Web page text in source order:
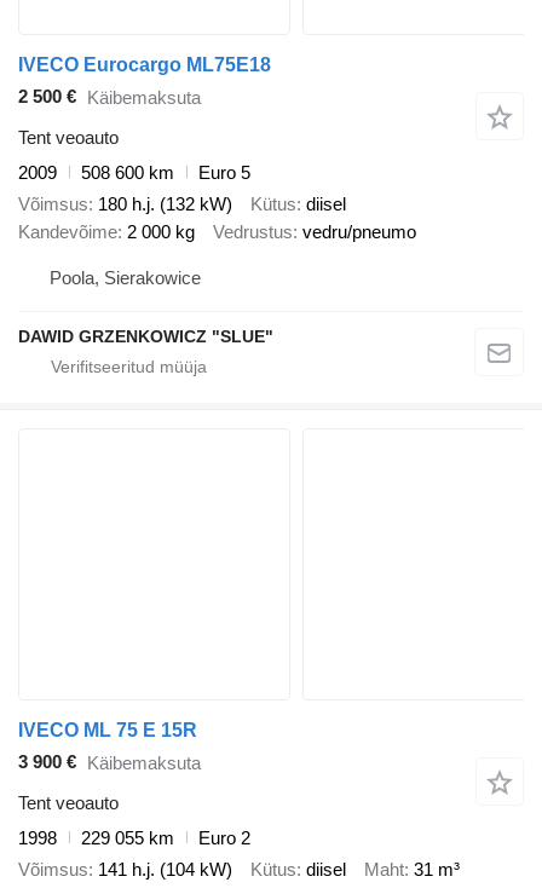
IVECO Eurocargo ML75E18
2 500 € Käibemaksuta
Tent veoauto
2009
508 600 km
Euro 5
Võimsus 180 h.j. (132 kW) Kütus diisel
Kandevõime 2 000 kg Vedrustus vedru/pneumo
Poola, Sierakowice
DAWID GRZENKOWICZ "SLUE"
IVECO ML 75 E 15R
3 900 € Käibemaksuta
Tent veoauto
1998
229 055 km
Euro 2
Võimsus 141 h.j. (104 kW) Kütus diisel Maht 31 m³